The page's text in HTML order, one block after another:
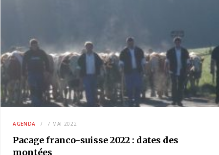
AGENDA 7 MAI 2022
Pacage franco-suisse 2022 : dates des
montées